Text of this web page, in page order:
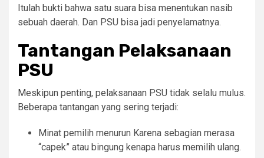
Itulah bukti bahwa satu suara bisa menentukan nasib
sebuah daerah. Dan PSU bisa jadi penyelamatnya.
Tantangan Pelaksanaan
PSU
Meskipun penting, pelaksanaan PSU tidak selalu mulus.
Beberapa tantangan yang sering terjadi:
Minat pemilih menurun Karena sebagian merasa
“capek” atau bingung kenapa harus memilih ulang.